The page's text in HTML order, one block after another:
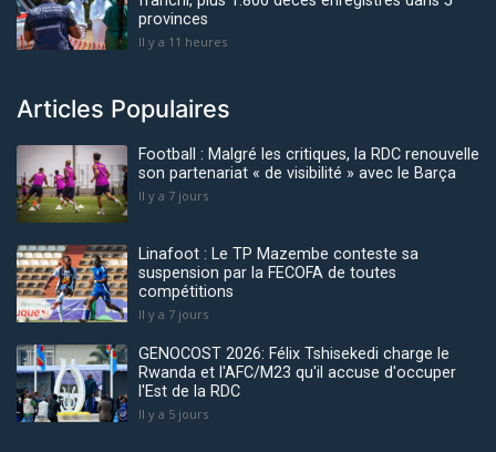
provinces
Il y a 11 heures
Articles Populaires
Football : Malgré les critiques, la RDC renouvelle
son partenariat « de visibilité » avec le Barça
Il y a 7 jours
Linafoot : Le TP Mazembe conteste sa
suspension par la FECOFA de toutes
compétitions
Il y a 7 jours
GENOCOST 2026: Félix Tshisekedi charge le
Rwanda et l'AFC/M23 qu'il accuse d'occuper
l'Est de la RDC
Il y a 5 jours